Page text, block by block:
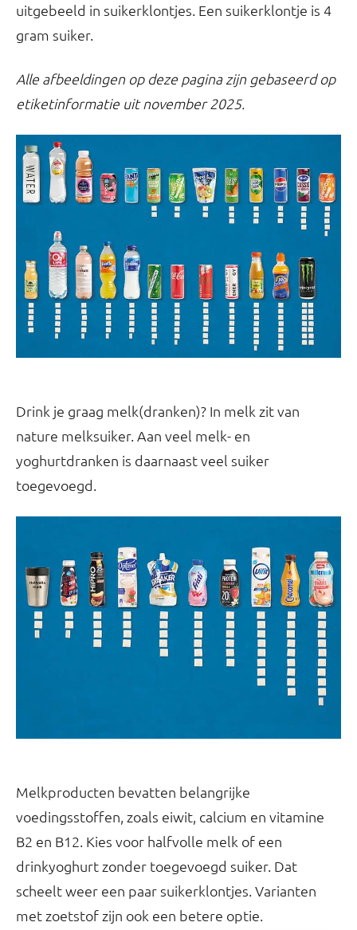
uitgebeeld in suikerklontjes. Een suikerklontje is 4
gram suiker.
Alle afbeeldingen op deze pagina zijn gebaseerd op
etiketinformatie uit november 2025.
Drink je graag melk(dranken)? In melk zit van
nature melksuiker. Aan veel melk- en
yoghurtdranken is daarnaast veel suiker
toegevoegd.
Melkproducten bevatten belangrijke
voedingsstoffen, zoals eiwit, calcium en vitamine
B2 en B12. Kies voor halfvolle melk of een
drinkyoghurt zonder toegevoegd suiker. Dat
scheelt weer een paar suikerklontjes. Varianten
met zoetstof zijn ook een betere optie.